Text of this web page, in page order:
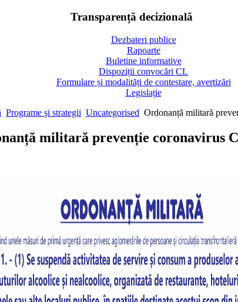
Transparență decizională
Dezbateri publice
Rapoarte
Buletine informative
Dispoziții convocări CL
Formulare și modalități de contestare, avertizări
Legislație
Programe și strategii Uncategorised Ordonanță militară
militară prevenție coronavirus